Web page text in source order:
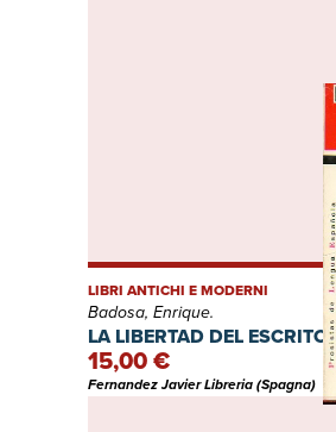
LA LIBERTAD DEL ESCRITOR.
LIBRI ANTICHI E MODERNI
Badosa, Enrique.
15,00 €
Fernandez Javier Libreria (Spagna)